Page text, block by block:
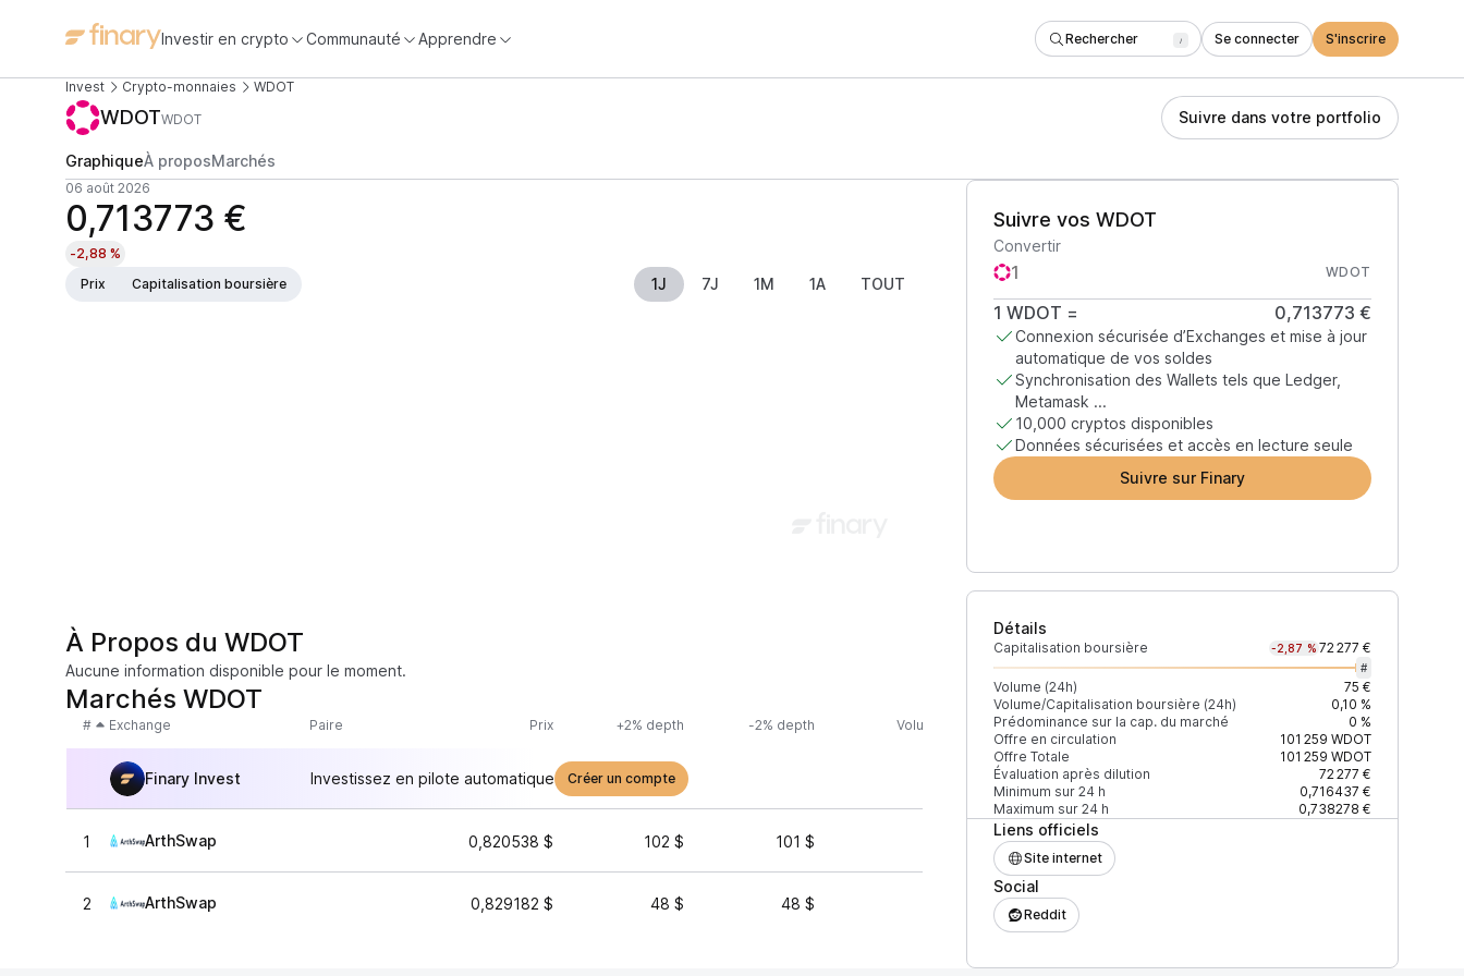
Investir en crypto Communauté Apprendre Rechercher / Se connecter S'inscrire
Invest Crypto-monnaies WDOT
WDOTWDOT Suivre dans votre portfolio
GraphiqueÀ proposMarchés
06 août 2026
0,713773 €
-2,88 %
Prix
Capitalisation boursière 1J 7J 1M 1A TOUT
Suivre vos WDOT
Convertir
WDOT
1 WDOT = 0,713773 €
Connexion sécurisée d’Exchanges et mise à jour
automatique de vos soldes
Synchronisation des Wallets tels que Ledger,
Metamask ...
10,000 cryptos disponibles
Données sécurisées et accès en lecture seule
Suivre sur Finary
Détails
Capitalisation boursière -2,87 % 72 277 €
#
Volume (24h)
75 €
Volume/Capitalisation boursière (24h)
0,10 %
Prédominance sur la cap. du marché
0 %
Offre en circulation
101 259 WDOT
Offre Totale
101 259 WDOT
Évaluation après dilution
72 277 €
Minimum sur 24 h
0,716437 €
Maximum sur 24 h
0,738278 €
Liens officiels
Site internet
Social
Reddit
À Propos du WDOT
Aucune information disponible pour le moment.
Marchés WDOT
# Exchange Paire Prix +2% depth -2% depth Volume (24h) % du volume Confiance Mis à jour
Finary Invest Investissez en pilote automatique Créer un compte
1 ArthSwap 0,820538 $ 102 $ 101 $ 65,38 %
2 ArthSwap 0,829182 $ 48 $ 48 $ 34,62 %